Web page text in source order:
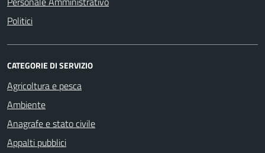
Politici
CATEGORIE DI SERVIZIO
Agricoltura e pesca
Ambiente
Anagrafe e stato civile
Appalti pubblici